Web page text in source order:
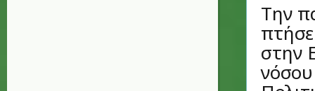
Την
στην